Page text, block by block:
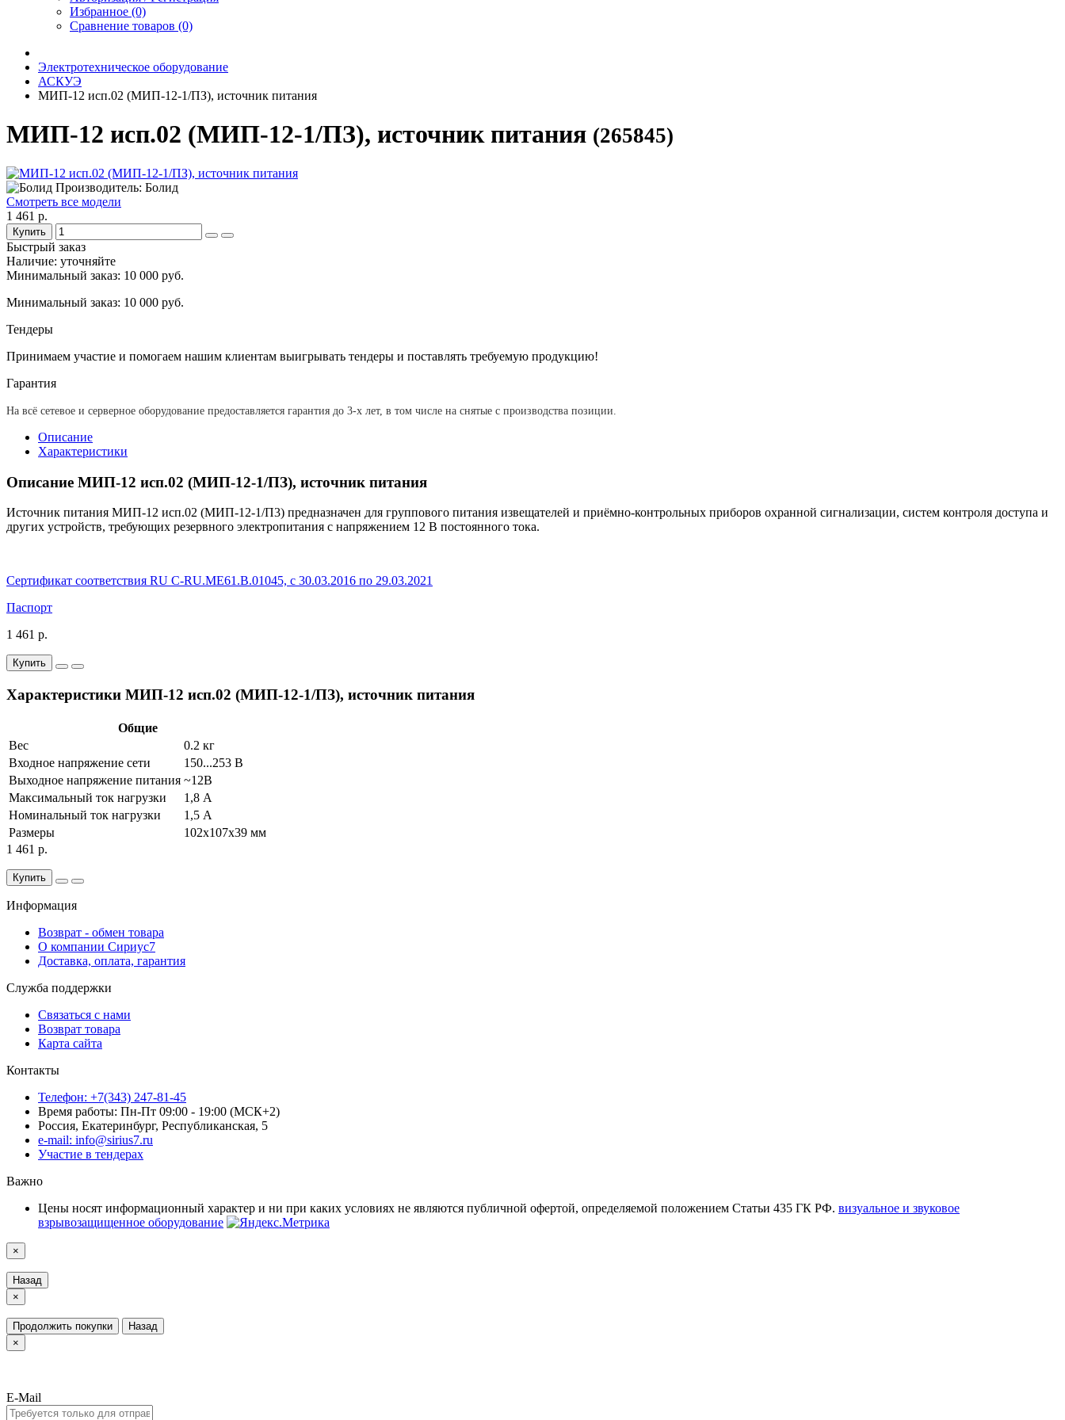
Избранное (0)
Сравнение товаров (0)
Электротехническое оборудование
АСКУЭ
МИП-12 исп.02 (МИП-12-1/ПЗ), источник питания
МИП-12 исп.02 (МИП-12-1/ПЗ), источник питания (265845)
Производитель: Болид
Смотреть все модели
1 461 р.
Купить
Быстрый заказ
Наличие: уточняйте
Минимальный заказ: 10 000 руб.
Минимальный заказ: 10 000 руб.
Тендеры
Принимаем участие и помогаем нашим клиентам выигрывать тендеры и поставлять требуемую продукцию!
Гарантия
На всё сетевое и серверное оборудование предоставляется гарантия до 3-х лет, в том числе на снятые с производства позиции.
Описание
Характеристики
Описание МИП-12 исп.02 (МИП-12-1/ПЗ), источник питания
Источник питания МИП-12 исп.02 (МИП-12-1/П3) предназначен для группового питания извещателей и приёмно-контрольных приборов охранной сигнализации, систем контроля доступа и
других устройств, требующих резервного электропитания с напряжением 12 В постоянного тока.
Сертификат соответствия RU C-RU.ME61.В.01045, с 30.03.2016 по 29.03.2021
Паспорт
1 461 р.
Купить
Характеристики МИП-12 исп.02 (МИП-12-1/ПЗ), источник питания
Общие
Вес
0.2 кг
Входное напряжение сети
150...253 В
Выходное напряжение питания ~12В
Максимальный ток нагрузки
1,8 А
Номинальный ток нагрузки
1,5 А
Размеры
102x107x39 мм
1 461 р.
Купить
Информация
Возврат - обмен товара
О компании Сириус7
Доставка, оплата, гарантия
Служба поддержки
Связаться с нами
Возврат товара
Карта сайта
Контакты
Телефон: +7(343) 247-81-45
Время работы: Пн-Пт 09:00 - 19:00 (МСК+2)
Россия, Екатеринбург, Республиканская, 5
e-mail: info@sirius7.ru
Участие в тендерах
Важно
Цены носят информационный характер и ни при каких условиях не являются публичной офертой, определяемой положением Статьи 435 ГК РФ. визуальное и звуковое
взрывозащищенное оборудование
×
Назад
×
Продолжить покупки
Назад
×
E-Mail